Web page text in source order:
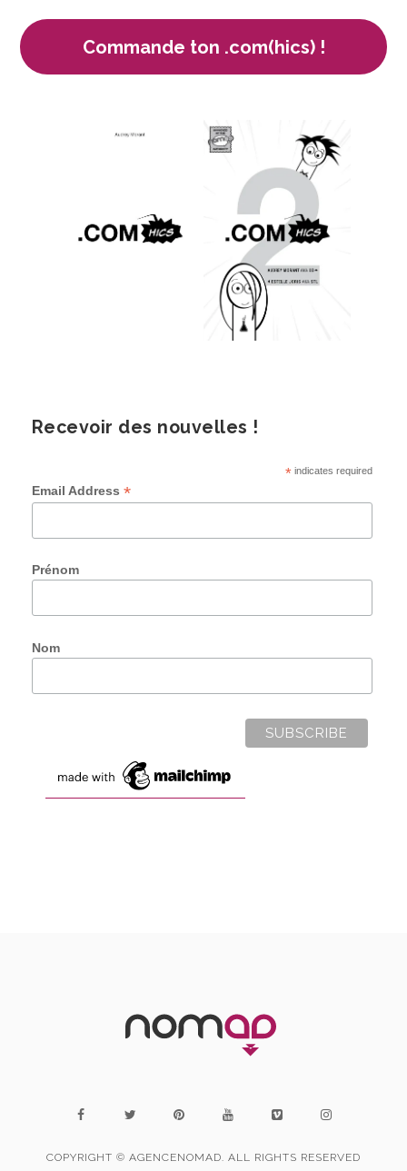
Commande ton .com(hics) !
Recevoir des nouvelles !
*indicates required
Email Address *
Prénom
Nom
COPYRIGHT © AGENCENOMAD. ALL RIGHTS RESERVED